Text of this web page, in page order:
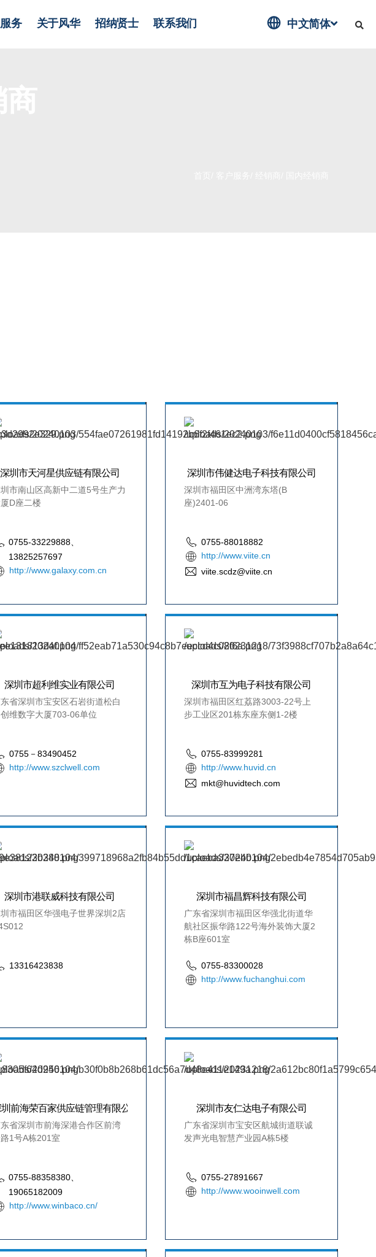
务 关于风华 招纳贤士 联系我们  中文简体
深圳市天河星供应链有限公司
市南山区高新中二道5号生产力
D座二楼
0755-33229888、
13825257697
http://www.galaxy.com.cn
深圳市伟健达电子科技有限公司
深圳市福田区中洲湾东塔(B
座)2401-06
0755-88018882
http://www.viite.cn
viite.scdz@viite.cn
深圳市超利维实业有限公司
东省深圳市宝安区石岩街道松白
维数字大厦703-06单位
0755－83490452
http://www.szclwell.com
深圳市互为电子科技有限公司
深圳市福田区红荔路3003-22号上
步工业区201栋东座东侧1-2楼
0755-83999281
http://www.huvid.cn
mkt@huvidtech.com
深圳市港联威科技有限公司
市福田区华强电子世界深圳2店
13316423838
深圳市福昌辉科技有限公司
广东省深圳市福田区华强北街道华
航社区振华路122号海外装饰大厦2
栋B座601室
0755-83300028
http://www.fuchanghui.com
前海荣百家供应链管理有限公司
东省深圳市前海深港合作区前湾
1号A栋201室
0755-88358380、
19065182009
http://www.winbaco.cn/
深圳市友仁达电子有限公司
广东省深圳市宝安区航城街道联诚
发声光电智慧产业园A栋5楼
0755-27891667
http://www.wooinwell.com